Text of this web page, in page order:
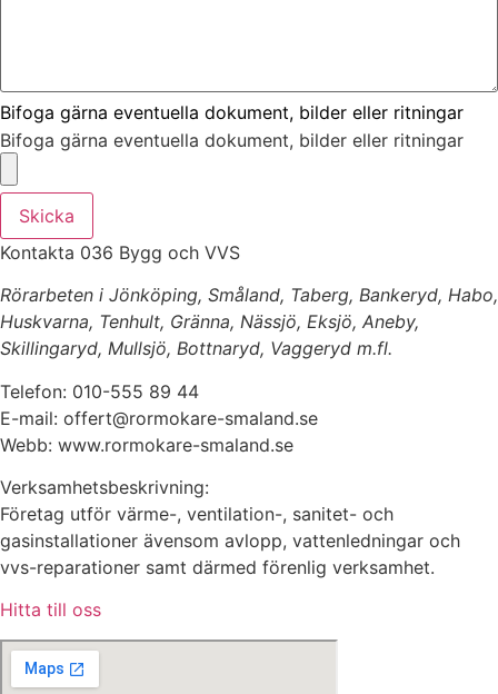
Bifoga gärna eventuella dokument, bilder eller ritningar
Bifoga gärna eventuella dokument, bilder eller ritningar
Skicka
Kontakta 036 Bygg och VVS
Rörarbeten i Jönköping, Småland, Taberg, Bankeryd, Habo,
Huskvarna, Tenhult, Gränna, Nässjö, Eksjö, Aneby,
Skillingaryd, Mullsjö, Bottnaryd, Vaggeryd m.fl.
Telefon: 010-555 89 44
E-mail: offert@rormokare-smaland.se
Webb: www.rormokare-smaland.se
Verksamhetsbeskrivning:
Företag utför värme-, ventilation-, sanitet- och
gasinstallationer ävensom avlopp, vattenledningar och
vvs-reparationer samt därmed förenlig verksamhet.
Hitta till oss